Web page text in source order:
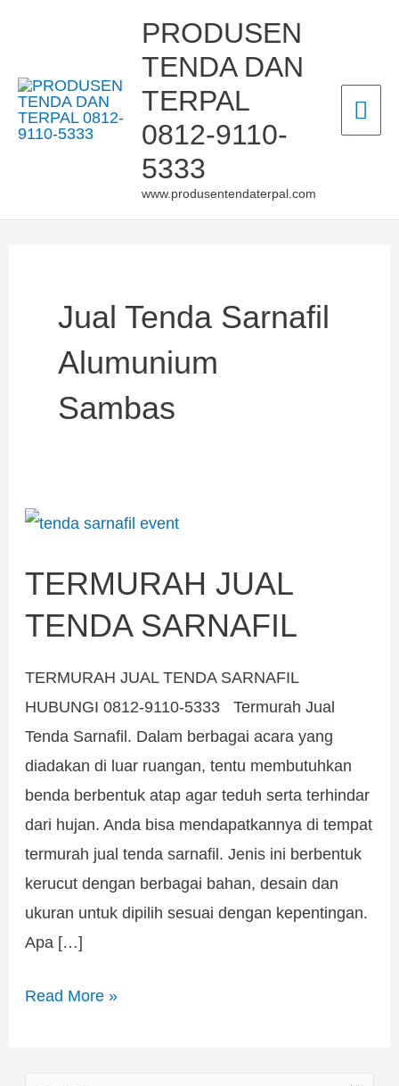
PRODUSEN
TENDA DAN
TERPAL
0812-9110-
5333
www.produsentendaterpal.com
Jual Tenda Sarnafil
Alumunium
Sambas
TERMURAH JUAL
TENDA SARNAFIL
TERMURAH JUAL TENDA SARNAFIL
HUBUNGI 0812-9110-5333 Termurah Jual
Tenda Sarnafil. Dalam berbagai acara yang
diadakan di luar ruangan, tentu membutuhkan
benda berbentuk atap agar teduh serta terhindar
dari hujan. Anda bisa mendapatkannya di tempat
termurah jual tenda sarnafil. Jenis ini berbentuk
kerucut dengan berbagai bahan, desain dan
ukuran untuk dipilih sesuai dengan kepentingan.
Apa […]
TERMURAH
TENDA
Read More »